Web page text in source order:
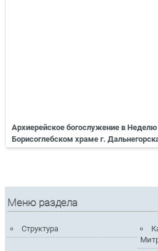
Архиерейское богослужение в
Борисоглебском храме г.
Меню раздела
Структура